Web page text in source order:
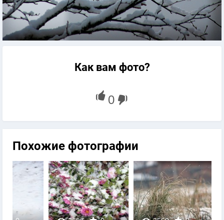
Как вам фото?
Похожие фотографии